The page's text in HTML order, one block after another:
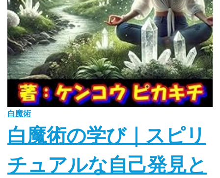
白魔術
白魔術の学び｜スピリ
チュアルな自己発見と